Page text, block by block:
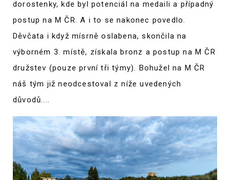
dorostenky, kde byl potenciál na medaili a případný
postup na M ČR. A i to se nakonec povedlo.
Děvčata i když mísrně oslabena, skončila na
výborném 3. místě, získala bronz a postup na M ČR
družstev (pouze první tři týmy). Bohužel na M ČR
náš tým již neodcestoval z níže uvedených
důvodů....